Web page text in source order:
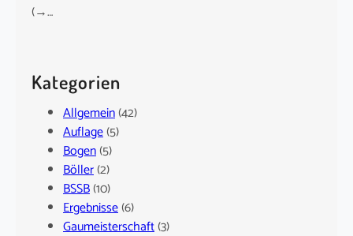
(→…
Kategorien
Allgemein(42)
Auflage(5)
Bogen(5)
Böller(2)
BSSB(10)
Ergebnisse(6)
Gaumeisterschaft(3)